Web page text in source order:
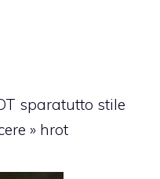
sparatutto stile
» hrot